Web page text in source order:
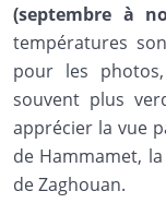
(septembre à
températures
pour les
souvent plus
apprécier la vue
de Hammamet,
de Zaghouan.